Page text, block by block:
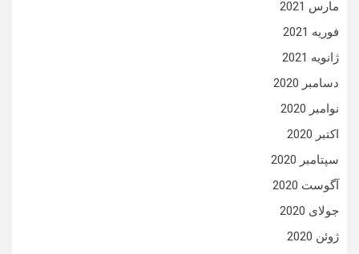
مارس 2021
فوریه 2021
ژانویه 2021
دسامبر 2020
نوامبر 2020
اکتبر 2020
سپتامبر 2020
آگوست 2020
جولای 2020
ژوئن 2020